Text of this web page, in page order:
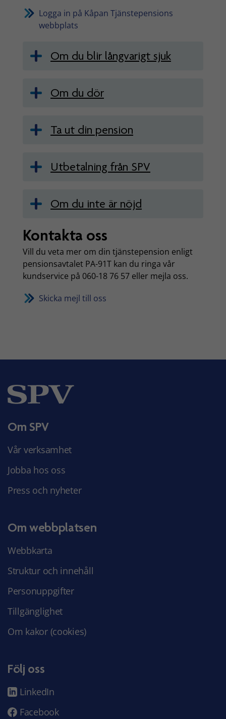
Logga in på Kåpan Tjänstepensions
webbplats
Om du blir långvarigt sjuk
Om du dör
Ta ut din pension
Utbetalning från SPV
Om du inte är nöjd
Kontakta oss
Vill du veta mer om din tjänstepension enligt
pensionsavtalet PA-91T kan du ringa vår
kundservice på 060-18 76 57 eller mejla oss.
Skicka mejl till oss
Om SPV
Vår verksamhet
Jobba hos oss
Press och nyheter
Om webbplatsen
Webbkarta
Struktur och innehåll
Personuppgifter
Tillgänglighet
Om kakor (cookies)
Följ oss
LinkedIn
Facebook